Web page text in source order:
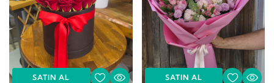
SATIN AL SATIN AL